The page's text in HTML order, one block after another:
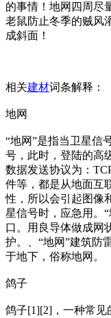
的事情！地网四周尽
老鼠防止冬季的贼风
成斜面！
相关建材词条解释：
地网
“地网”是指当卫星信
号，此时，登陆的高
数据发送协议为：
件等，都是从地面互
性，所以会引起图像
星信号时，应急用。
口。用良导体做成网
护。、“地网”建筑防
于地下，俗称地网。
鸽子
鸽子[1][2]，一种常见